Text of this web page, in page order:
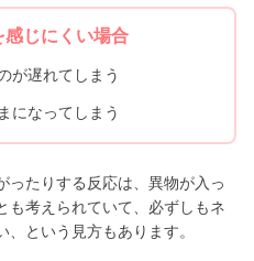
じにくい場合
が遅れてしまう
になってしまう
ったりする反応は、異物が入っ
も考えられていて、必ずしもネ
という見方もあります。